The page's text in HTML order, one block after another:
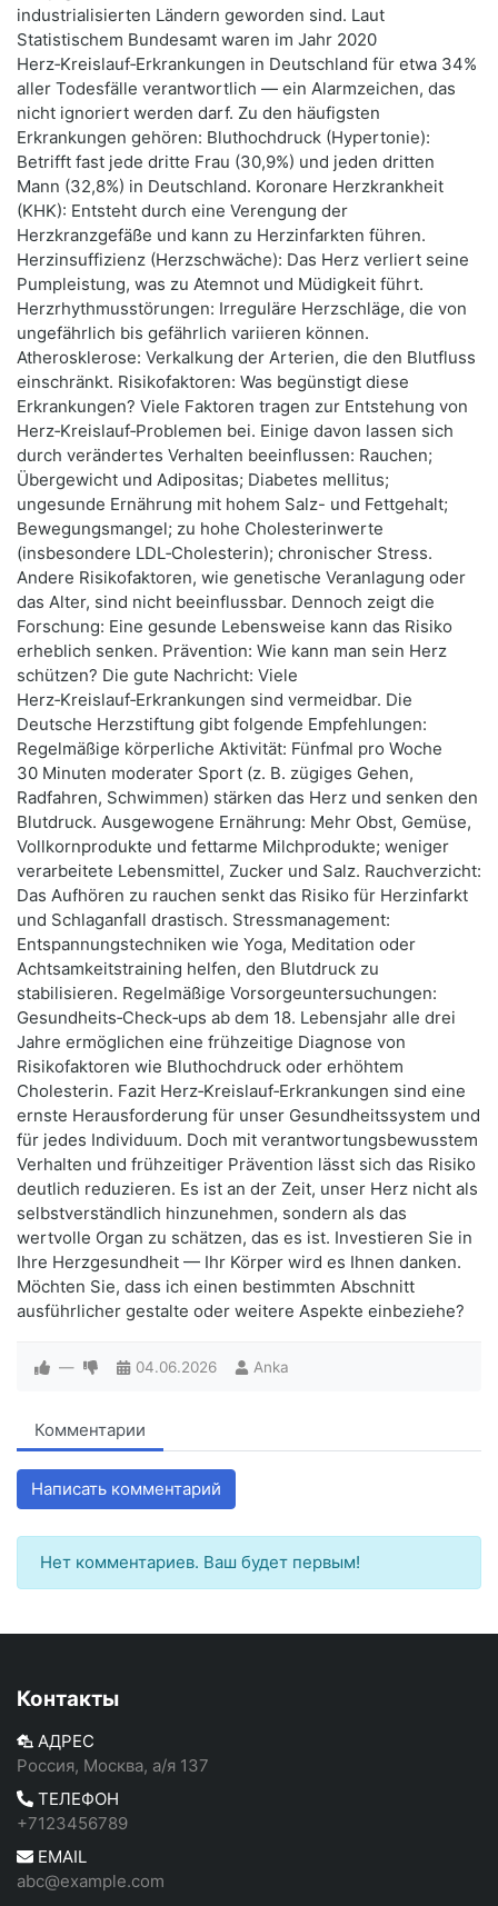
industrialisierten Ländern geworden sind. Laut
Statistischem Bundesamt waren im Jahr 2020
Herz‑Kreislauf‑Erkrankungen in Deutschland für etwa 34%
aller Todesfälle verantwortlich — ein Alarmzeichen, das
nicht ignoriert werden darf. Zu den häufigsten
Erkrankungen gehören: Bluthochdruck (Hypertonie):
Betrifft fast jede dritte Frau (30,9%) und jeden dritten
Mann (32,8%) in Deutschland. Koronare Herzkrankheit
(KHK): Entsteht durch eine Verengung der
Herzkranzgefäße und kann zu Herzinfarkten führen.
Herzinsuffizienz (Herzschwäche): Das Herz verliert seine
Pumpleistung, was zu Atemnot und Müdigkeit führt.
Herzrhythmusstörungen: Irreguläre Herzschläge, die von
ungefährlich bis gefährlich variieren können.
Atherosklerose: Verkalkung der Arterien, die den Blutfluss
einschränkt. Risikofaktoren: Was begünstigt diese
Erkrankungen? Viele Faktoren tragen zur Entstehung von
Herz‑Kreislauf‑Problemen bei. Einige davon lassen sich
durch verändertes Verhalten beeinflussen: Rauchen;
Übergewicht und Adipositas; Diabetes mellitus;
ungesunde Ernährung mit hohem Salz- und Fettgehalt;
Bewegungsmangel; zu hohe Cholesterinwerte
(insbesondere LDL‑Cholesterin); chronischer Stress.
Andere Risikofaktoren, wie genetische Veranlagung oder
das Alter, sind nicht beeinflussbar. Dennoch zeigt die
Forschung: Eine gesunde Lebensweise kann das Risiko
erheblich senken. Prävention: Wie kann man sein Herz
schützen? Die gute Nachricht: Viele
Herz‑Kreislauf‑Erkrankungen sind vermeidbar. Die
Deutsche Herzstiftung gibt folgende Empfehlungen:
Regelmäßige körperliche Aktivität: Fünfmal pro Woche
30 Minuten moderater Sport (z. B. zügiges Gehen,
Radfahren, Schwimmen) stärken das Herz und senken den
Blutdruck. Ausgewogene Ernährung: Mehr Obst, Gemüse,
Vollkornprodukte und fettarme Milchprodukte; weniger
verarbeitete Lebensmittel, Zucker und Salz. Rauchverzicht:
Das Aufhören zu rauchen senkt das Risiko für Herzinfarkt
und Schlaganfall drastisch. Stressmanagement:
Entspannungstechniken wie Yoga, Meditation oder
Achtsamkeitstraining helfen, den Blutdruck zu
stabilisieren. Regelmäßige Vorsorgeuntersuchungen:
Gesundheits‑Check‑ups ab dem 18. Lebensjahr alle drei
Jahre ermöglichen eine frühzeitige Diagnose von
Risikofaktoren wie Bluthochdruck oder erhöhtem
Cholesterin. Fazit Herz‑Kreislauf‑Erkrankungen sind eine
ernste Herausforderung für unser Gesundheitssystem und
für jedes Individuum. Doch mit verantwortungsbewusstem
Verhalten und frühzeitiger Prävention lässt sich das Risiko
deutlich reduzieren. Es ist an der Zeit, unser Herz nicht als
selbstverständlich hinzunehmen, sondern als das
wertvolle Organ zu schätzen, das es ist. Investieren Sie in
Ihre Herzgesundheit — Ihr Körper wird es Ihnen danken.
Möchten Sie, dass ich einen bestimmten Abschnitt
ausführlicher gestalte oder weitere Aspekte einbeziehe?
— 04.06.2026 Anka
Комментарии
Написать комментарий
Нет комментариев. Ваш будет первым!
Контакты
АДРЕС
Россия, Москва, а/я 137
ТЕЛЕФОН
+7123456789
EMAIL
abc@example.com